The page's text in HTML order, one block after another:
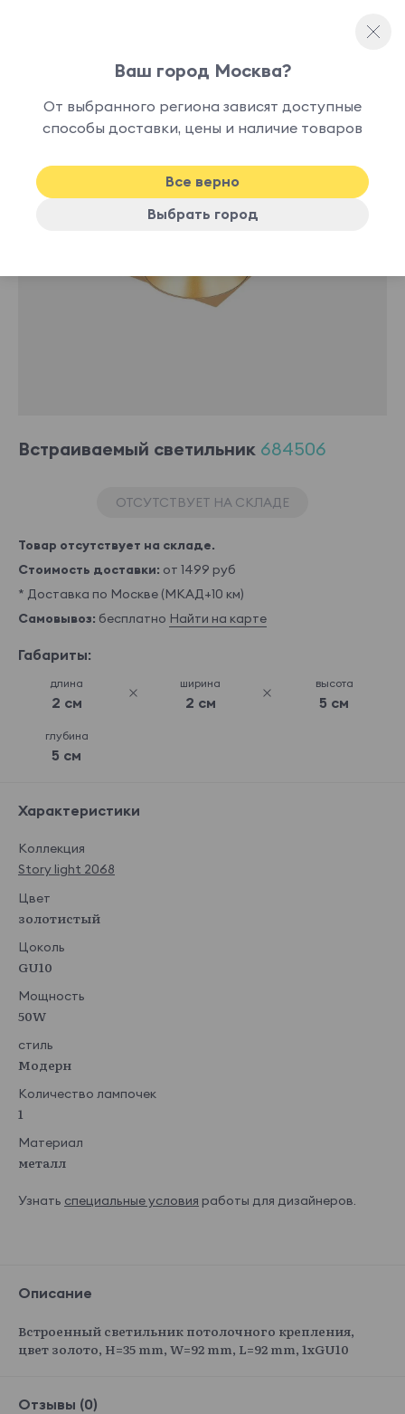
Споты и точечные светильники
наличии
Встраиваемый светильник 684506
ОТСУТСТВУЕТ НА СКЛАДЕ
Товар отсутствует на складе.
Стоимость доставки: от 1499 руб
* Доставка по Москве (МКАД+10 км)
Самовывоз: бесплатно Найти на карте
Габариты:
длина
2 см
ширина
2 см
высота
5 см
глубина
5 см
Характеристики
Коллекция
Story light 2068
Цвет
золотистый
Цоколь
GU10
Мощность
50W
стиль
Модерн
Количество лампочек
1
Материал
металл
Узнать специальные условия работы для дизайнеров.
Описание
Встроенный светильник потолочного крепления,
цвет золото, H=35 mm, W=92 mm, L=92 mm, 1хGU10
Отзывы (0)
Ваш город Москва?
От выбранного региона зависят доступные
способы доставки, цены и наличие товаров
Все верно
Выбрать город